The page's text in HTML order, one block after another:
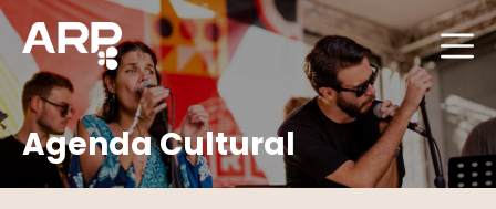
Agenda Cultural